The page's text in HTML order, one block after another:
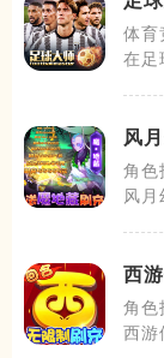
体育
在足
风
角色
风月
西
角色
西游